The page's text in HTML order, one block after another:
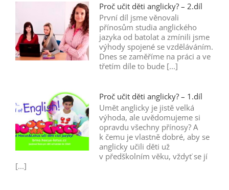
Proč učit děti anglicky? – 2.díl
První díl jsme věnovali
přínosům studia anglického
jazyka od batolat a zmínili jsme
výhody spojené se vzděláváním.
Dnes se zaměříme na práci a ve
třetím díle to bude [...]
Proč učit děti anglicky? – 1.díl
Umět anglicky je jistě velká
výhoda, ale uvědomujeme si
opravdu všechny přínosy? A
k čemu je vlastně dobré, aby se
anglicky učili děti už
v předškolním věku, vždyť se jí
[...]